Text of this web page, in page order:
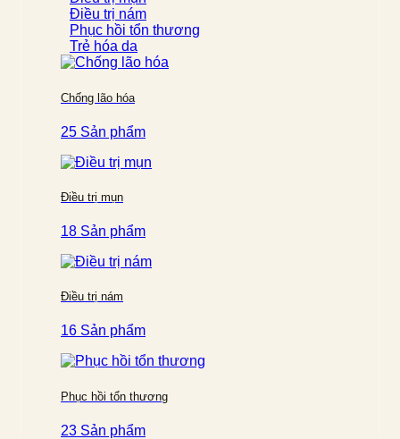
Điều trị nám
Phục hồi tổn thương
Trẻ hóa da
Chống lão hóa
25 Sản phẩm
Điều trị mụn
18 Sản phẩm
Điều trị nám
16 Sản phẩm
Phục hồi tổn thương
23 Sản phẩm